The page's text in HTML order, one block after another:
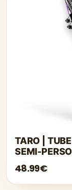
TARO |
SEMI-
VIOLET
48.99€